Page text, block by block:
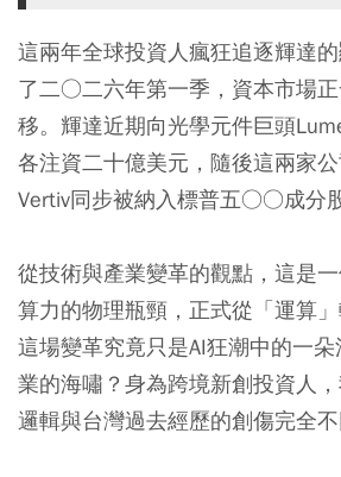
這兩年全球投資人瘋狂追逐輝達
了二○二六年第一季，資本市場
移。輝達近期向光學元件巨頭
各注資二十億美元，隨後這兩家
Vertiv同步被納入標普五○○成分股
從技術與產業變革的觀點，這是
算力的物理瓶頸，正式從「運算
這場變革究竟只是AI狂潮中的一
業的海嘯？身為跨境新創投資人
邏輯與台灣過去經歷的創傷完全不